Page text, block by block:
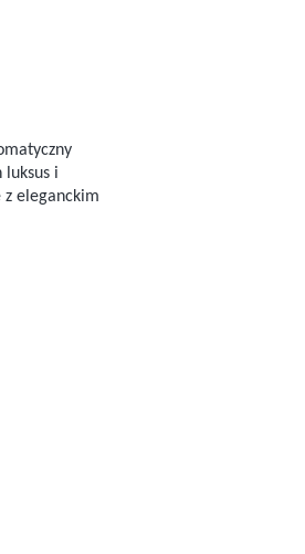
luksus i
z eleganckim